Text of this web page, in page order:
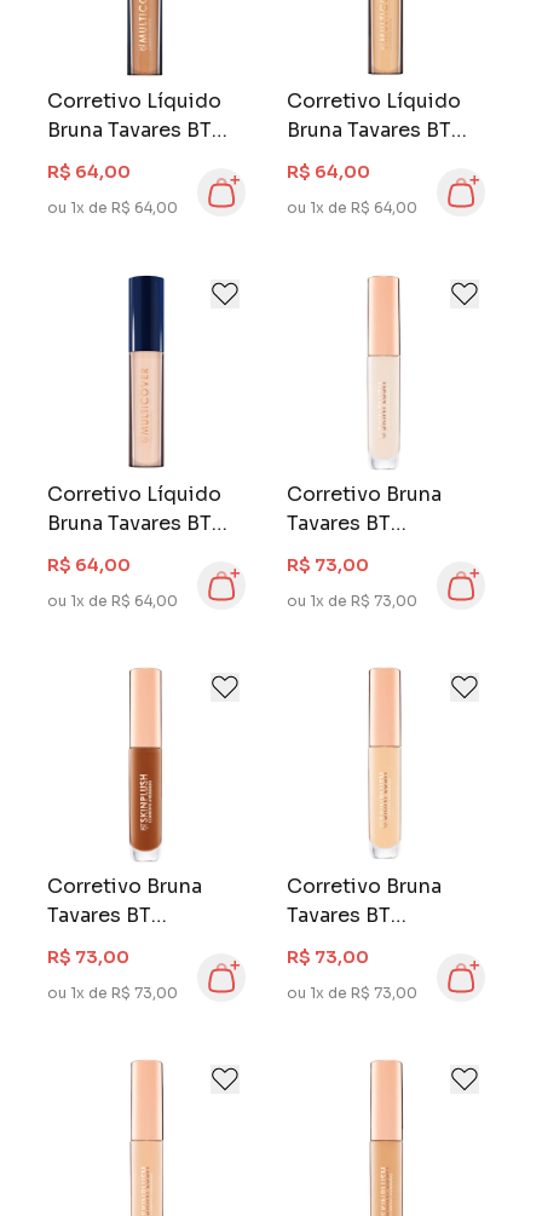
Corretivo Líquido
Bruna Tavares BT
Multicover M30
R$ 64,00
ou 1x de R$ 64,00
Corretivo Líquido
Bruna Tavares BT
Multicover M20
R$ 64,00
ou 1x de R$ 64,00
Corretivo Líquido
Bruna Tavares BT
Multicover L20
R$ 64,00
ou 1x de R$ 64,00
Corretivo Bruna
Tavares BT
Skinplush F1020
R$ 73,00
ou 1x de R$ 73,00
Corretivo Bruna
Tavares BT
Skinplush D1020
R$ 73,00
ou 1x de R$ 73,00
Corretivo Bruna
Tavares BT
Skinplush F5060
R$ 73,00
ou 1x de R$ 73,00